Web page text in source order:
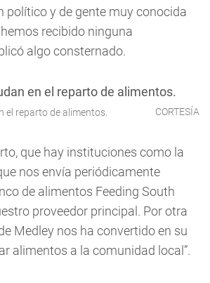
político y de gente muy conocida
recibido ninguna
algo consternado.
el reparto de alimentos. CORTESÍA
que hay instituciones como la
nos envía periódicamente
de alimentos Feeding South
proveedor principal. Por otra
Medley nos ha convertido en su
alimentos a la comunidad local”.